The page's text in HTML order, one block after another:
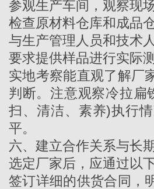
参观生产车间，观察现
检查原材料仓库和成品
与生产管理人员和技术
要求提供样品进行实际
实地考察能直观了解厂
判断。注意观察冷拉扁
扫、清洁、素养)执行
平。
六、建立合作关系与长
选定厂家后，应通过以
签订详细的供货合同，